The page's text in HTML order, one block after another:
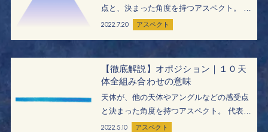
点と、決まった角度を持つアスペクト。 代
表的なメジャーアスペクトのひとつである
2022.7.20 アスペクト
【徹底解説】オポジション｜１０天
体全組み合わせの意味
天体が、他の天体やアングルなどの感受点
と決まった角度を持つアスペクト。 代表的
なメジャーアスペクトのひとつであるオポ
2022.5.10 アスペクト